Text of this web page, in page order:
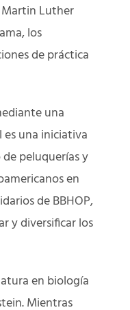
Martin Luther
los
de práctica
una
es una iniciativa
peluquerías y
en
de BBHOP,
y diversificar los
en biología
Mientras